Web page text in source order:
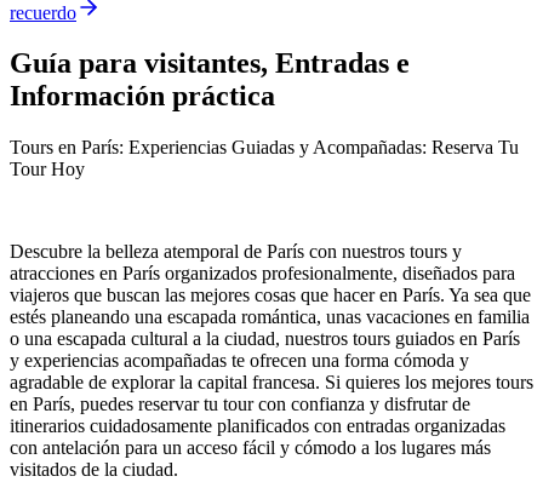
recuerdo
Guía para visitantes, Entradas e
Información práctica
Tours en París: Experiencias Guiadas y Acompañadas: Reserva Tu
Tour Hoy
Descubre la belleza atemporal de París con nuestros tours y
atracciones en París organizados profesionalmente, diseñados para
viajeros que buscan las mejores cosas que hacer en París. Ya sea que
estés planeando una escapada romántica, unas vacaciones en familia
o una escapada cultural a la ciudad, nuestros tours guiados en París
y experiencias acompañadas te ofrecen una forma cómoda y
agradable de explorar la capital francesa. Si quieres los mejores tours
en París, puedes reservar tu tour con confianza y disfrutar de
itinerarios cuidadosamente planificados con entradas organizadas
con antelación para un acceso fácil y cómodo a los lugares más
visitados de la ciudad.